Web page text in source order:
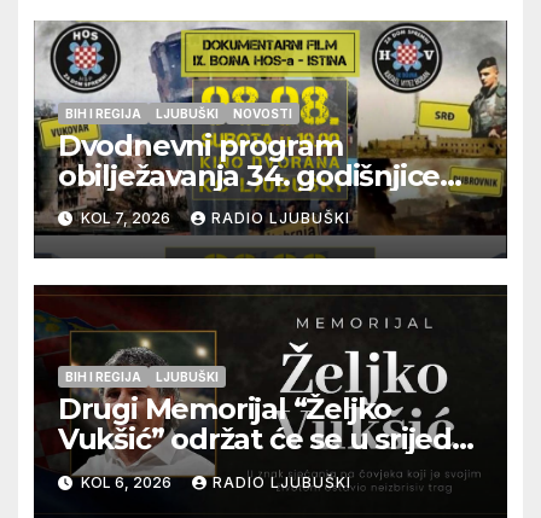
BIH I REGIJA LJUBUŠKI NOVOSTI
Dvodnevni program
obilježavanja 34. godišnjice
pogibije generala Blaža
Kraljevića i osmorice
pripadnika HOS-a
KOL 7, 2026 RADIO LJUBUŠKI
BIH I REGIJA LJUBUŠKI
Drugi Memorijal “Željko
Vukšić” održat će se u srijedu
12. kolovoza u Otoku
KOL 6, 2026 RADIO LJUBUŠKI